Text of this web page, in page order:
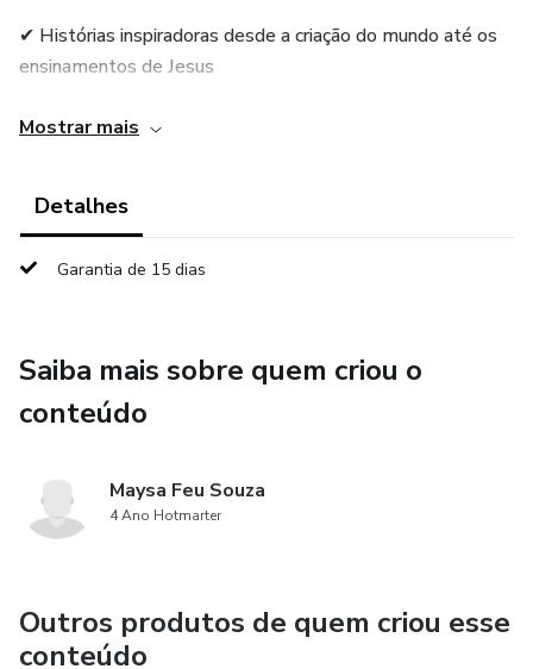
✔ Histórias inspiradoras desde a criação do mundo até os
ensinamentos de Jesus
✔ Atividades educativas como caça-palavras, labirintos,
✔ Reflexões interativas que estimulam valores cristãos
🎯 Ideal para:
✔ Pais que desejam ensinar a Bíblia de forma interativa
✔ Educadores e líderes religiosos em escolas dominicais
✔ Presentes significativos para batizados e aniversários
especial e educativo para as crianças! 🛒 Adquira agora e
Mostrar mais
Detalhes
Garantia de 15 dias
Saiba mais sobre quem criou o
conteúdo
Maysa Feu Souza
4 Ano Hotmarter
Outros produtos de quem criou esse
conteúdo